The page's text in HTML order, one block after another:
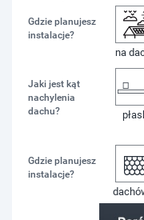
Gdzie planujesz
instalacje?
na
Jaki jest kąt
nachylenia
dachu?
Gdzie planujesz
instalacje?